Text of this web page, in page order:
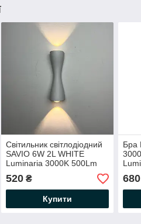
Світильник світлодіодний
SAVIO 6W 2L WHITE
Luminaria 3000K 500Lm
(настінне бра) 220V IP54
160x60x50мм
520₴
Купити
Бра
680